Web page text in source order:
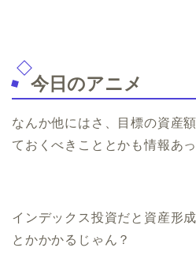
今日のアニメ
なんか他にはさ、目標の資産
ておくべきこととかも情報あ
インデックス投資だと資産形
とかかかるじゃん？